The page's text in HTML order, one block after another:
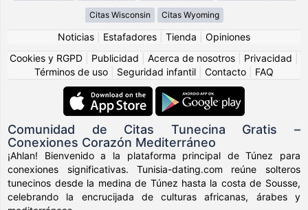
Citas Wisconsin Citas Wyoming
Noticias Estafadores Tienda
Opiniones
Cookies y RGPD
Publicidad Acerca de nosotros Privacidad
Términos de uso
Seguridad infantil Contacto FAQ
Comunidad de Citas Tunecina Gratis –
Conexiones Corazón Mediterráneo
¡Ahlan! Bienvenido a la plataforma principal de Túnez para
conexiones significativas. Tunisia-dating.com reúne solteros
tunecinos desde la medina de Túnez hasta la costa de Sousse,
celebrando la encrucijada de culturas africanas, árabes y